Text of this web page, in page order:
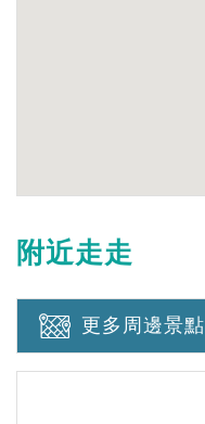
附近走走
更多周邊景點